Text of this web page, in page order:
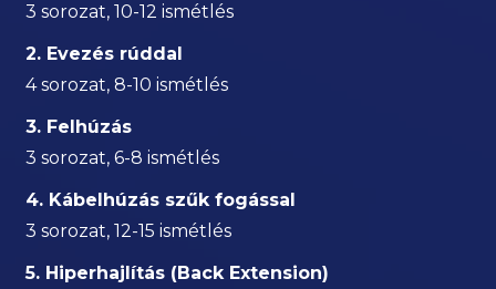
3 sorozat, 10-12 ismétlés
2. Evezés rúddal
4 sorozat, 8-10 ismétlés
3. Felhúzás
3 sorozat, 6-8 ismétlés
4. Kábelhúzás szűk fogással
3 sorozat, 12-15 ismétlés
5. Hiperhajlítás (Back Extension)